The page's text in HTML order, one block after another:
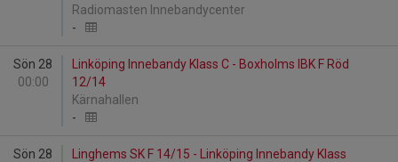
Radiomasten Innebandycenter
-
Sön 28
00:00
Linköping Innebandy Klass C - Boxholms IBK F Röd
12/14
Kärnahallen
-
Sön 28
Linghems SK F 14/15 - Linköping Innebandy Klass